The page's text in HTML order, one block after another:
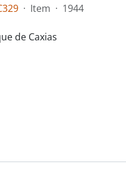
· Item · 1944
de Caxias